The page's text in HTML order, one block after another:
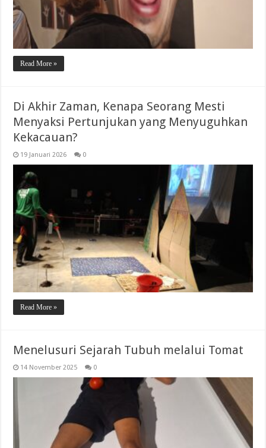
Read More »
Di Akhir Zaman, Kenapa Seorang Mesti
Menyaksi Pertunjukan yang Menyuguhkan
Kekacauan?
19 Januari 2026 0
Read More »
Menelusuri Sejarah Tubuh melalui Tomat
14 November 2025 0